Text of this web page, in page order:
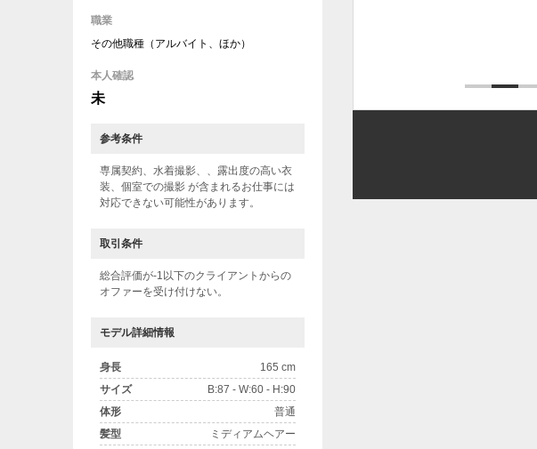
職業
その他職種（アルバイト、ほか）
本人確認
未
参考条件
専属契約、水着撮影、、露出度の高い衣
装、個室での撮影 が含まれるお仕事には
対応できない可能性があります。
取引条件
総合評価が-1以下のクライアントからの
オファーを受け付けない。
モデル詳細情報
身長
165 cm
サイズ
B:87 - W:60 - H:90
体形
普通
髪型
ミディアムヘアー